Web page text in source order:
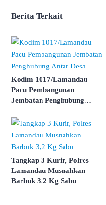
Berita Terkait
Kodim 1017/Lamandau
Pacu Pembangunan
Jembatan Penghubung
Tangkap 3 Kurir, Polres
Lamandau Musnahkan
Barbuk 3,2 Kg Sabu